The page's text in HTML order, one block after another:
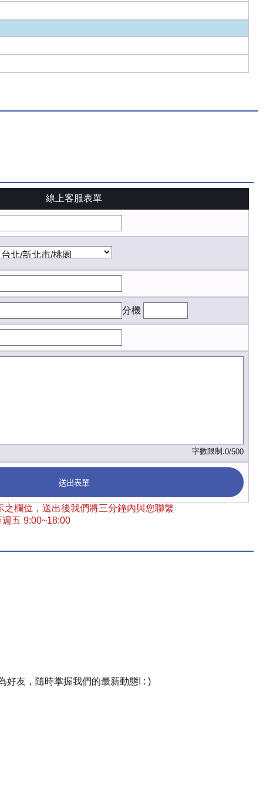
線上客服表單
分機
字數限制:0/500
送出表單
之欄位，送出後我們將三分鐘內與您聯繫
五 9:00~18:00
好友，隨時掌握我們的最新動態! : )